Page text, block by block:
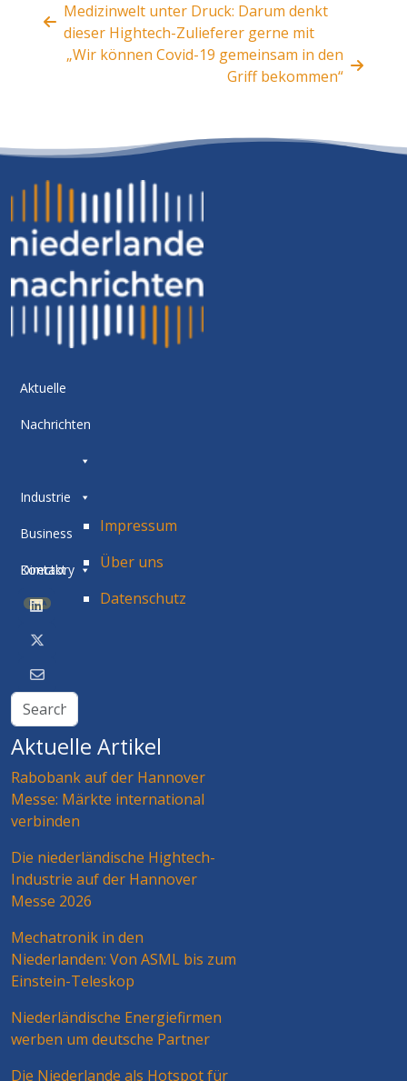
Medizinwelt unter Druck: Darum denkt
dieser Hightech-Zulieferer gerne mit
„Wir können Covid-19 gemeinsam in den
Griff bekommen“
Aktuelle
Nachrichten
Industrie
Business
Directory
BETA
Kontakt
Impressum
Über uns
Datenschutz
Aktuelle Artikel
Rabobank auf der Hannover
Messe: Märkte international
verbinden
Die niederländische Hightech-
Industrie auf der Hannover
Messe 2026
Mechatronik in den
Niederlanden: Von ASML bis zum
Einstein-Teleskop
Niederländische Energiefirmen
werben um deutsche Partner
Die Niederlande als Hotspot für